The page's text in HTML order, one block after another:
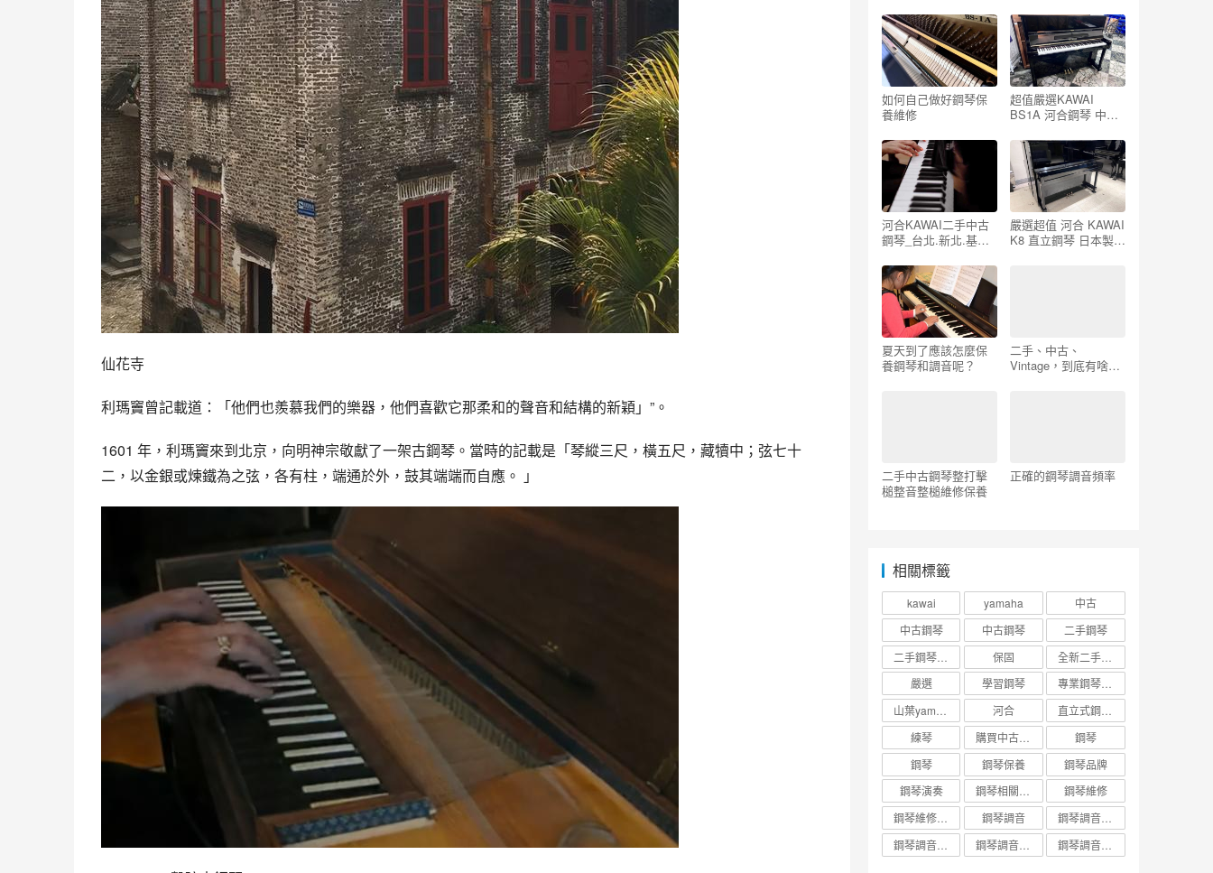
仙花寺
利瑪竇曾記載道：「他們也羨慕我們的樂器，他們喜歡它那柔和的聲音和結構的新穎」”。
1601 年，利瑪竇來到北京，向明神宗敬獻了一架古鋼琴。當時的記載是「琴縱三尺，橫五尺，藏犢中；弦七十
二，以金銀或煉鐵為之弦，各有柱，端通於外，鼓其端端而自應。 」
固3年 終身保修
如何自己做好鋼琴保
養維修
超值嚴選KAWAI
BS1A 河合鋼琴 中古
琴 優好選琴網 保固3
年終身保修
河合KAWAI二手中古
鋼琴_台北.新北.基隆.
選購
嚴選超值 河合 KAWAI
K8 直立鋼琴 日本製
夏天到了應該怎麼保
養鋼琴和調音呢？
二手、中古、
Vintage，到底有啥不
二手中古鋼琴整打擊
槌整音整槌維修保養
正確的鋼琴調音頻率
相關標籤
kawai yamaha
中古
中古鋼琴
中古鋼琴
二手鋼琴
保固
嚴選
學習鋼琴
河合
練琴
鋼琴
鋼琴
鋼琴保養
鋼琴品牌
鋼琴演奏
鋼琴維修
鋼琴調音